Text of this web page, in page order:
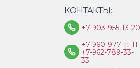
КОНТАКТЫ:
+7-903-955-13-20
+7-960-977-11-11
+7-962-789-33-
33